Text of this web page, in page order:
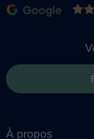
À propos